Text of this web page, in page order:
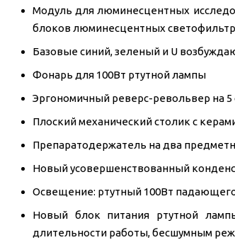
Модуль для люминесцентных
блоков люминесцентных
Базовые синий, зеленый и U
Фонарь для 100Вт ртутной лампы
Эргономичный реверс-револьвер на
Плоский механический столик с
Препаратодержатель на два
Новый усовершенствованный
Освещение: ртутный 100Вт
Новый блок питания ртутной
длительности работы, бесшумным